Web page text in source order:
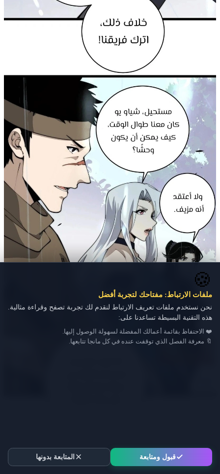
🍪
ملفات الارتباط: مفتاحك لتجربة أفضل
نحن نستخدم ملفات تعريف الارتباط لنقدم لك تجربة تصفح وقراءة مثالية.
هذه التقنية البسيطة تساعدنا على:
❤️ الاحتفاظ بقائمة أعمالك المفضلة لسهولة الوصول إليها.
🔖 معرفة الفصل الذي توقفت عنده في كل مانجا تتابعها.
قبول ومتابعة المتابعة بدونها